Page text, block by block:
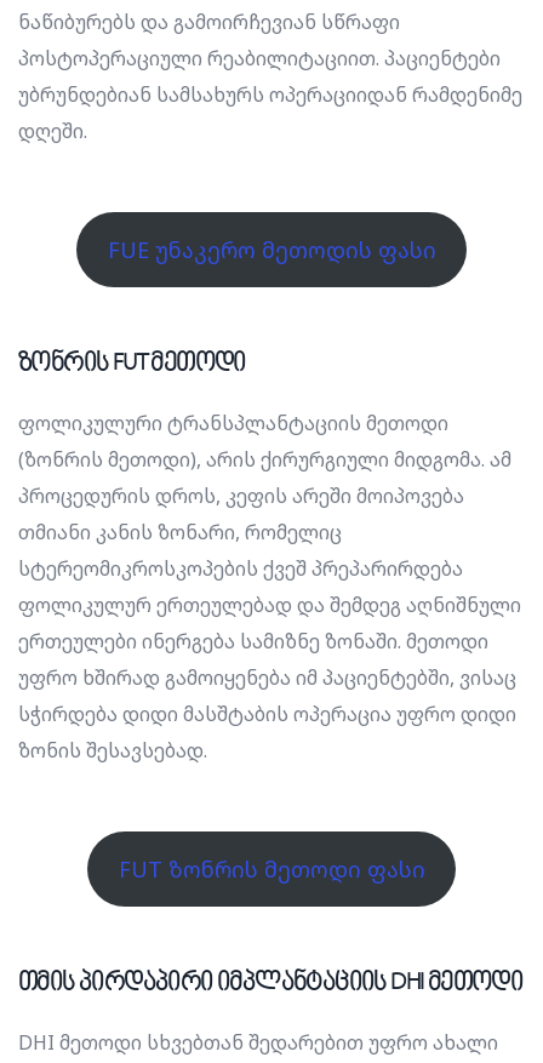
ნაწიბურებს და გამოირჩევიან სწრაფი
პოსტოპერაციული რეაბილიტაციით. პაციენტები
უბრუნდებიან სამსახურს ოპერაციიდან რამდენიმე
დღეში.
FUE უნაკერო მეთოდის ფასი
ზონრის FUT მეთოდი
ფოლიკულური ტრანსპლანტაციის მეთოდი
(ზონრის მეთოდი), არის ქირურგიული მიდგომა. ამ
პროცედურის დროს, კეფის არეში მოიპოვება
თმიანი კანის ზონარი, რომელიც
სტერეომიკროსკოპების ქვეშ პრეპარირდება
ფოლიკულურ ერთეულებად და შემდეგ აღნიშნული
ერთეულები ინერგება სამიზნე ზონაში. მეთოდი
უფრო ხშირად გამოიყენება იმ პაციენტებში, ვისაც
სჭირდება დიდი მასშტაბის ოპერაცია უფრო დიდი
ზონის შესავსებად.
FUT ზონრის მეთოდი ფასი
თმის პირდაპირი იმპლანტაციის DHI მეთოდი
DHI მეთოდი სხვებთან შედარებით უფრო ახალი